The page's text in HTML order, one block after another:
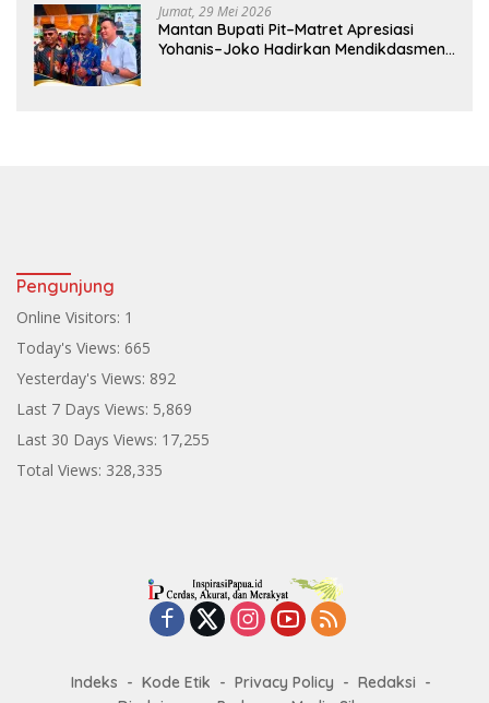
Jumat, 29 Mei 2026
Mantan Bupati Pit–Matret Apresiasi
Yohanis–Joko Hadirkan Mendikdasmen
Pengunjung
Online Visitors: 1
Today's Views: 665
Yesterday's Views: 892
Last 7 Days Views: 5,869
Last 30 Days Views: 17,255
Total Views: 328,335
Indeks Kode Etik Privacy Policy
Redaksi